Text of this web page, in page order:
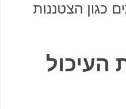
כגון הצטננות
העיכול